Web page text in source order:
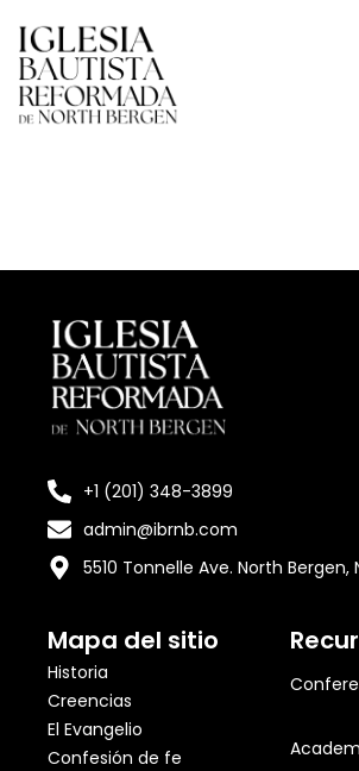
+1 (201) 348-3899
admin@ibrnb.com
5510 Tonnelle Ave. North Bergen,
Mapa del sitio
Historia
Creencias
El Evangelio
Confesión de fe